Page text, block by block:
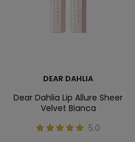
DEAR DAHLIA
Dear Dahlia Lip Allure Sheer
Velvet Bianca
5.0